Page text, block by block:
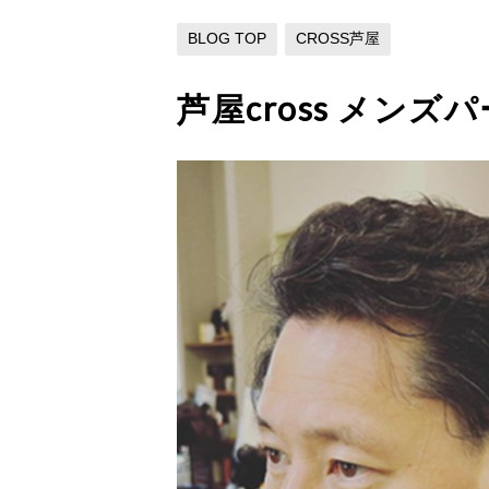
BLOG TOP CROSS芦屋
芦屋cross メンズパ